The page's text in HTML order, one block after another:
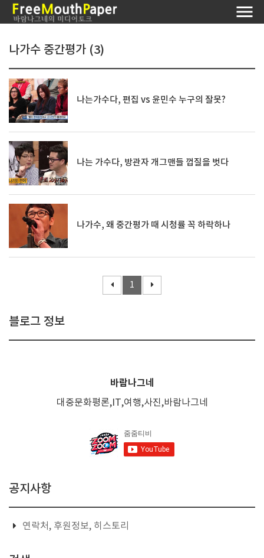
나가수 중간평가 (3)
나는가수다, 편집 vs 윤민수 누구의 잘못?
나는 가수다, 방관자 개그맨들 껍질을 벗다
나가수, 왜 중간평가 때 시청률 꼭 하락하나
1
블로그 정보
바람나그네
대중문화평론,IT,여행,사진,바람나그네
공지사항
연락처, 후원정보, 히스토리